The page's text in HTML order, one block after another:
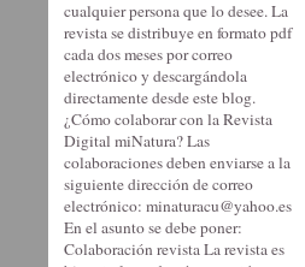
cualquier persona que lo desee. La
revista se distribuye en formato pdf
cada dos meses por correo
electrónico y descargándola
directamente desde este blog.
¿Cómo colaborar con la Revista
Digital miNatura? Las
colaboraciones deben enviarse a la
siguiente dirección de correo
electrónico: minaturacu@yahoo.es
En el asunto se debe poner:
Colaboración revista La revista es